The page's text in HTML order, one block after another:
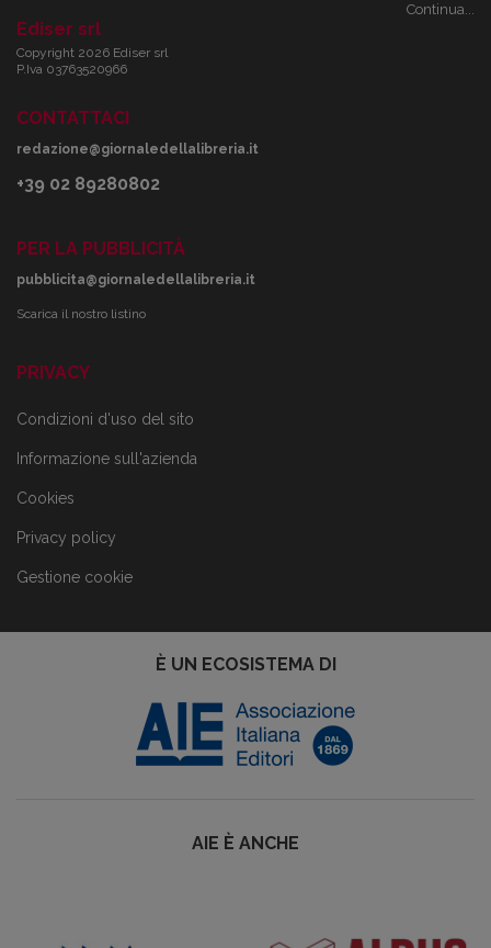
Continua...
Ediser srl
Copyright 2026 Ediser srl
P.Iva 03763520966
CONTATTACI
redazione@giornaledellalibreria.it
+39 02 89280802
PER LA PUBBLICITÀ
pubblicita@giornaledellalibreria.it
Scarica il nostro listino
PRIVACY
Condizioni d'uso del sito
Informazione sull'azienda
Cookies
Privacy policy
Gestione cookie
È UN ECOSISTEMA DI
AIE È ANCHE